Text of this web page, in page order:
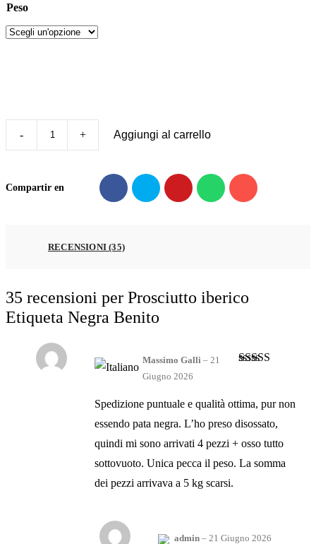
Peso
Etiqueta
Aggiungi al carrello
Compartir en
RECENSIONI (35)
35 recensioni per Prosciutto iberico
Etiqueta Negra Benito
Massimo Galli – 21
Giugno 2026
Spedizione puntuale e qualità ottima, pur non
essendo pata negra. L’ho preso disossato,
quindi mi sono arrivati 4 pezzi + osso tutto
sottovuoto. Unica pecca il peso. La somma
dei pezzi arrivava a 5 kg scarsi.
admin – 21 Giugno 2026